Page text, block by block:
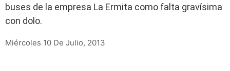
buses de la empresa La Ermita como falta gravísima
con dolo.
Miércoles 10 De Julio, 2013